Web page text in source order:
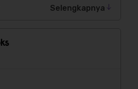
Selengkapnya